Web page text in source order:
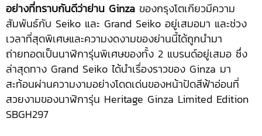
อย่างที่ทราบกันดีว่าย่าน Ginza ของกรุงโตเกียวมีความ
สัมพันธ์กับ Seiko และ Grand Seiko อยู่เสมอมา และช่วง
เวลาที่สุดพิเศษและความงดงามของย่านนี้ได้ถูกนำมา
ถ่ายทอดเป็นนาฬิการุ่นพิเศษของทั้ง 2 แบรนด์อยู่เสมอ ซึ่ง
ล่าสุดทาง Grand Seiko ได้นำเรื่องราวของ Ginza มา
สะท้อนผ่านความงามอย่างโดดเด่นของหน้าปัดสีฟ้าอ่อนที่
สวยงามของนาฬิการุ่น Heritage Ginza Limited Edition
SBGH297